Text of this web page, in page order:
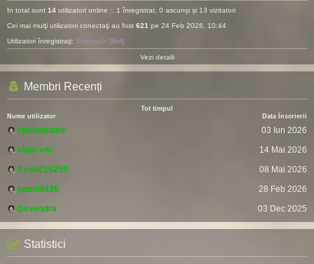
In total sunt 14 utilizatori online :: 1 înregistrat, 0 ascunși și 13 vizitatori
Cei mai mulţi utilizatori conectaţi au fost 621 pe 24 Feb 2026, 10:44
Utilizatori înregistraţi: Semrush [Bot]
Vezi detalii
Membri Recenți
Tot timpul
Nume utilizator
Data Înscrierii
fatimathahir
03 Iun 2026
vladcvm
14 Mai 2026
fresh215250
08 Mai 2026
pomitil436
28 Feb 2026
Devendra
03 Dec 2025
Statistici